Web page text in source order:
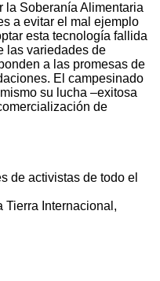
la Soberanía Alimentaria
a evitar el mal ejemplo
esta tecnología fallida
las variedades de
a las promesas de
El campesinado
su lucha –exitosa
de
de activistas de todo el
Tierra Internacional,